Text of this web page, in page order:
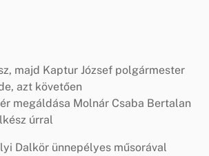
majd Kaptur József polgármester
azt követően
megáldása Molnár Csaba Bertalan
úrral
Dalkör ünnepélyes műsorával